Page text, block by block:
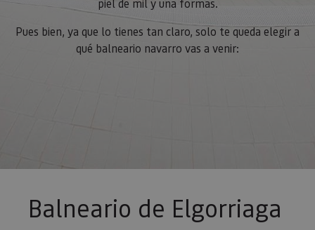
piel de mil y una formas.
Pues bien, ya que lo tienes tan claro, solo te queda elegir a
qué balneario navarro vas a venir:
Balneario de Elgorriaga